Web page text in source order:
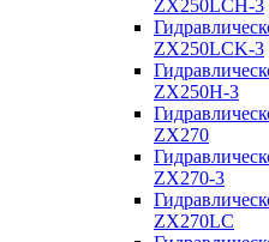
ZX250LCH-3
ZX250LCK-3
ZX250Н-3
ZX270
ZX270-3
ZX270LC